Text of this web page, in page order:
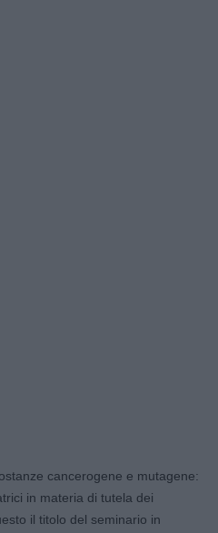
cancerogene e mutagene:
in materia di tutela dei
il titolo del seminario in